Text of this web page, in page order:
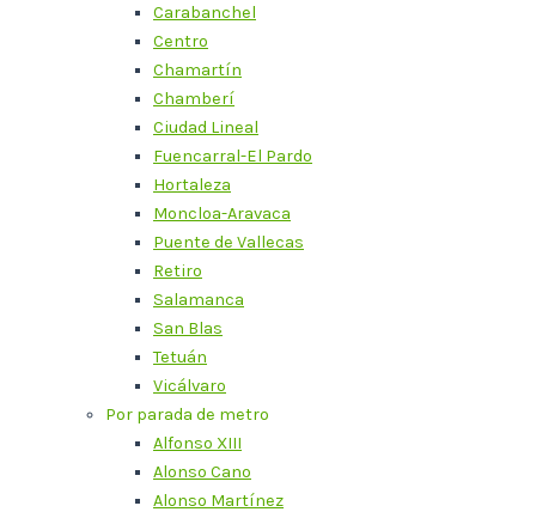
Carabanchel
Centro
Chamartín
Chamberí
Ciudad Lineal
Fuencarral-El Pardo
Hortaleza
Moncloa-Aravaca
Puente de Vallecas
Retiro
Salamanca
San Blas
Tetuán
Vicálvaro
Por parada de metro
Alfonso XIII
Alonso Cano
Alonso Martínez